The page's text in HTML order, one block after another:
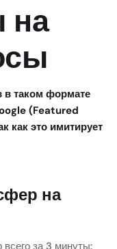
на
в таком формате
(Featured
как это имитирует
на